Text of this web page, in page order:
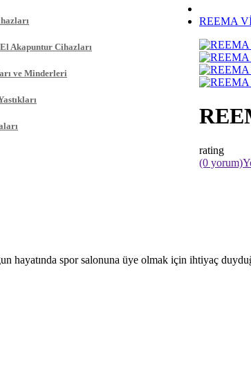
Akapuntur Cihazları
ve Minderleri
REEMA
rating
(0 yorum)
spor salonuna üye olmak için ihtiyaç